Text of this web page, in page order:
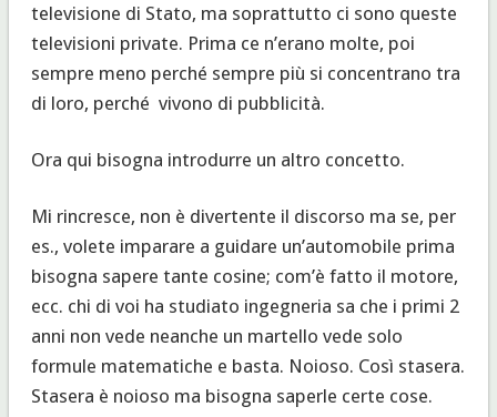
televisione di Stato, ma soprattutto ci sono queste
televisioni private. Prima ce n’erano molte, poi
sempre meno perché sempre più si concentrano tra
di loro, perché vivono di pubblicità.
Ora qui bisogna introdurre un altro concetto.
Mi rincresce, non è divertente il discorso ma se, per
es., volete imparare a guidare un’automobile prima
bisogna sapere tante cosine; com’è fatto il motore,
ecc. chi di voi ha studiato ingegneria sa che i primi 2
anni non vede neanche un martello vede solo
formule matematiche e basta. Noioso. Così stasera.
Stasera è noioso ma bisogna saperle certe cose.